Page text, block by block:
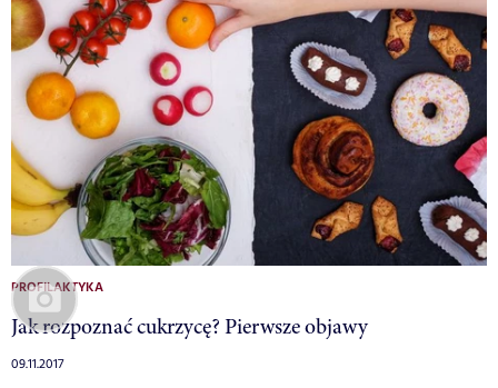
PROFILAKTYKA
Jak rozpoznać cukrzycę? Pierwsze objawy
09.11.2017